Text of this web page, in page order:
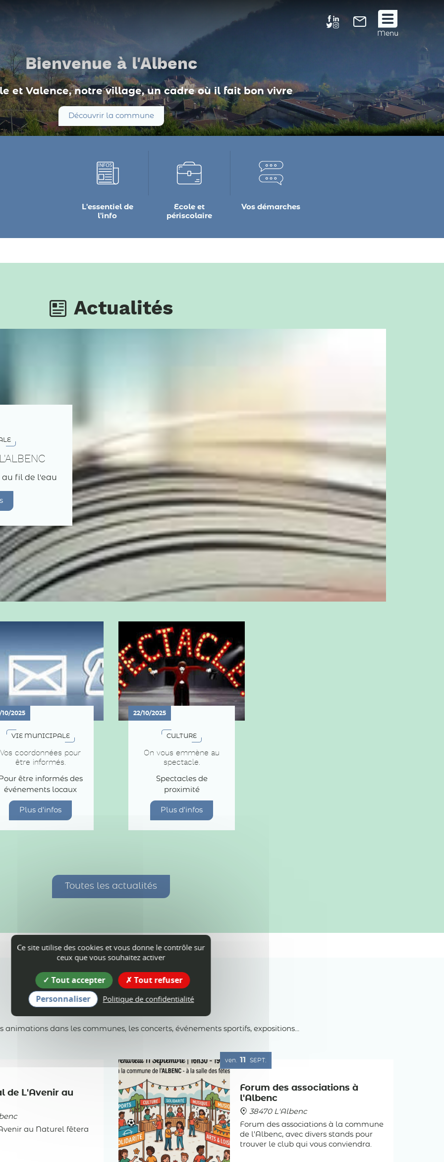
Menu
Bienvenue à l'Albenc
et Valence, notre village, un cadre où il fait bon vivre
Découvrir la commune
L'essentiel de
l'info
Ecole et
périscolaire
Vos démarches
Actualités
au fil de l'eau
10/2025
VIE MUNICIPALE
Vos coordonnées pour
être informés.
être informés des
événements locaux
Plus d'infos
22/10/2025
CULTURE
On vous emmène au
spectacle.
Spectacles de
proximité
Plus d'infos
Toutes les actualités
Agenda
animations dans les communes, les concerts, événements sportifs, expositions...
de L'Avenir au
au Naturel fêtera
ven. 11 SEPT.
Forum des associations à
l'Albenc
38470 L'Albenc
Forum des associations à la commune
de l'Albenc, avec divers stands pour
trouver le club qui vous conviendra.
Ce site utilise des cookies et vous donne le contrôle sur
ceux que vous souhaitez activer
Tout accepter
Tout refuser
Personnaliser
Politique de confidentialité